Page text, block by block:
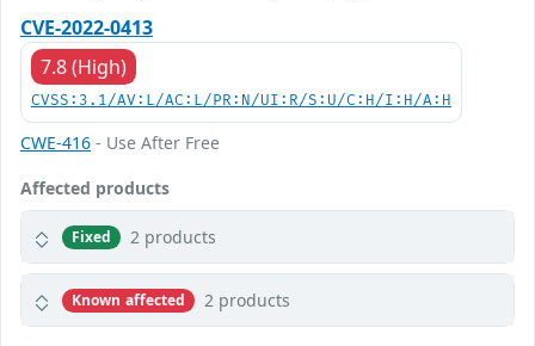
CVE-2022-0413
7.8 (High)
CVSS:3.1/AV:L/AC:L/PR:N/UI:R/S:U/C:H/I:H/A:H
CWE-416 - Use After Free
Affected products
Fixed 2 products
Known affected 2 products